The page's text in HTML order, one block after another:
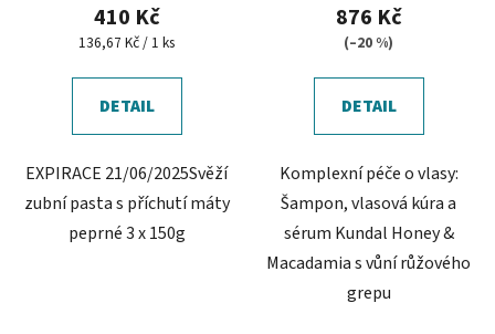
410 Kč
Měrná
136,67 Kč / 1 ks
DETAIL
EXPIRACE 21/06/2025Svěží
zubní pasta s příchutí máty
peprné 3 x 150g
876 Kč
(–20 %)
DETAIL
Komplexní péče o vlasy:
Šampon, vlasová kúra a
sérum Kundal Honey &
Macadamia s vůní růžového
grepu